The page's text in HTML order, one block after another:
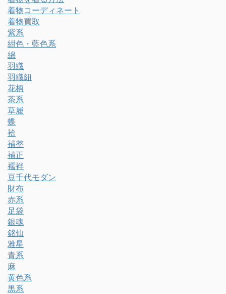
着物コーディネート
着物買取
紫系
紺色・藍色系
綿
羽織
羽織紐
花柄
茶系
草履
蝶
袷
補整
補正
襦袢
豆千代モダン
財布
赤系
足袋
銀魂
銘仙
雅星
青系
麻
黄色系
黒系